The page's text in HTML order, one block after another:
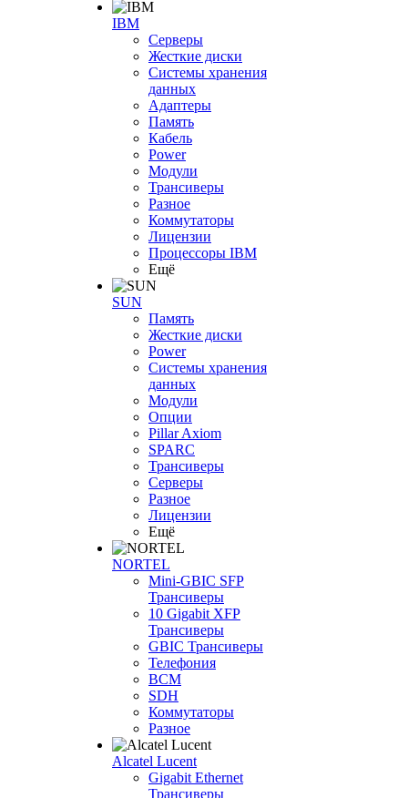
IBM
Серверы
Жесткие диски
Системы хранения
данных
Адаптеры
Память
Кабель
Power
Модули
Трансиверы
Разное
Коммутаторы
Лицензии
Процессоры IBM
Ещё
SUN
Память
Жесткие диски
Power
Системы хранения
данных
Модули
Опции
Pillar Axiom
SPARC
Трансиверы
Серверы
Разное
Лицензии
Ещё
NORTEL
Mini-GBIC SFP
Трансиверы
10 Gigabit XFP
Трансиверы
GBIC Трансиверы
Телефония
BCM
SDH
Коммутаторы
Разное
Alcatel Lucent
Gigabit Ethernet
Трансиверы